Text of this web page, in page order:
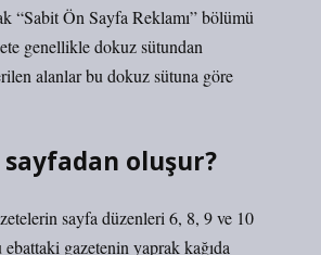
“Sabit Ön Sayfa Reklamı” bölümü
genellikle dokuz sütundan
alanlar bu dokuz sütuna göre
sayfadan oluşur?
sayfa düzenleri 6, 8, 9 ve 10
gazetenin yaprak kağıda